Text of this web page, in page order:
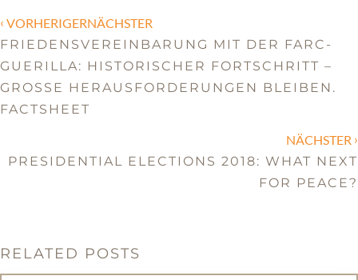
‹ VORHERIGERNÄCHSTER
FRIEDENSVEREINBARUNG MIT DER FARC-
GUERILLA: HISTORISCHER FORTSCHRITT –
GROSSE HERAUSFORDERUNGEN BLEIBEN. F
ACTSHEET
NÄCHSTER ›
PRESIDENTIAL ELECTIONS 2018: WHAT NEXT
FOR PEACE?
RELATED POSTS